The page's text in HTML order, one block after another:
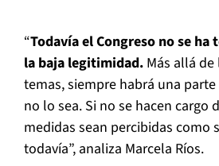
“Todavía el Congreso no se
la baja legitimidad. Más allá
temas, siempre habrá una
no lo sea. Si no se hacen
medidas sean percibidas como
todavía”, analiza Marcela Ríos.